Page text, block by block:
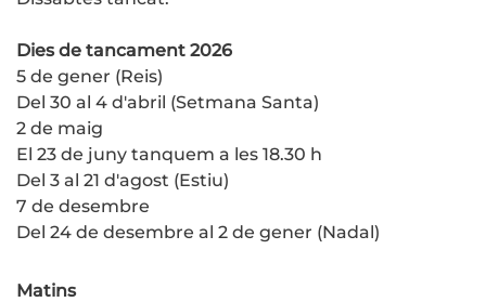
Dies de tancament 2026
5 de gener (Reis)
Del 30 al 4 d'abril (Setmana Santa)
2 de maig
El 23 de juny tanquem a les 18.30 h
Del 3 al 21 d'agost (Estiu)
7 de desembre
Del 24 de desembre al 2 de gener (Nadal)
Matins